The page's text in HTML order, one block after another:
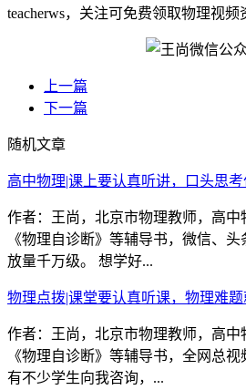
teacherws，关注可免费领取物理视频
上一篇
下一篇
随机文章
高中物理|课上要认真听讲，口头思
作者：王尚，北京市物理教师，高
《物理自诊断》等辅导书，微信、
放量千万级。 想学好...
物理点拨|课堂要认真听课，物理难
作者：王尚，北京市物理教师，高
《物理自诊断》等辅导书，全网总
有不少学生向我咨询，...